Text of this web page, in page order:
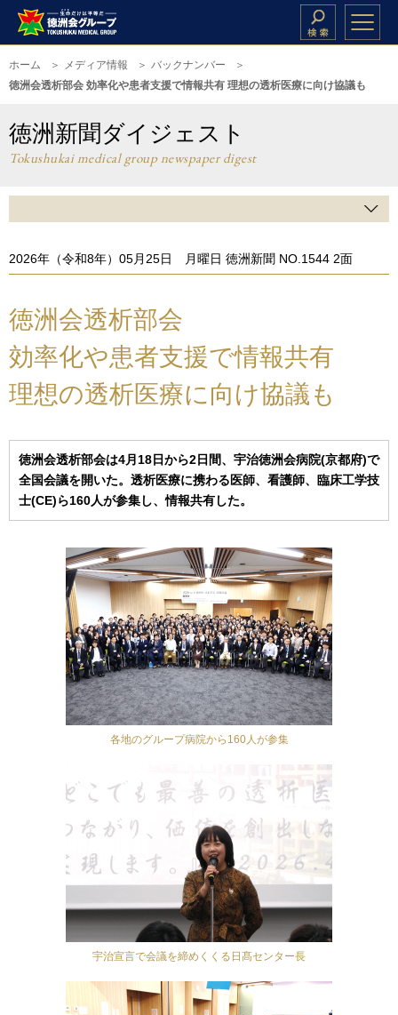
ホーム メディア情報
バックナンバー
徳洲会透析部会 効率化や患者支援で情報共有 理想の透析医療に向け協議も
徳洲新聞ダイジェスト
Tokushukai medical group newspaper digest
2026年（令和8年）05月25日 月曜日 徳洲新聞 NO.1544 2面
徳洲会透析部会
効率化や患者支援で情報共有
理想の透析医療に向け協議も
徳洲会透析部会は4月18日から2日間、宇治徳洲会病院(京都府)で
全国会議を開いた。透析医療に携わる医師、看護師、臨床工学技
士(CE)ら160人が参集し、情報共有した。
各地のグループ病院から160人が参集
宇治宣言で会議を締めくくる日髙センター長